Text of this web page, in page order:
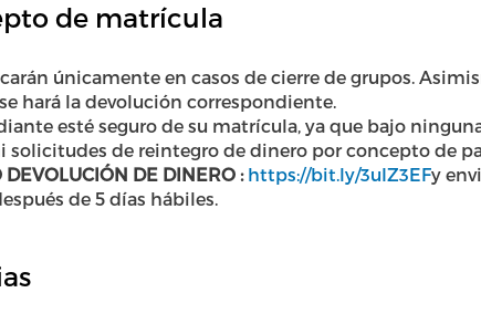
de matrícula
únicamente en casos de cierre de grupos.
hará la devolución correspondiente.
esté seguro de su matrícula, ya que bajo
de reintegro de dinero por concepto de
DEVOLUCIÓN DE DINERO : https://bit.ly/3uIZ3EFy
de 5 días hábiles.